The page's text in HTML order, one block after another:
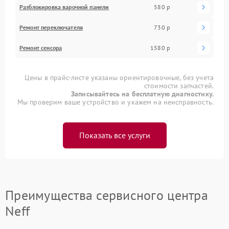
Разблокировка варочной панели 580 р
Ремонт переключателя 730 р
Ремонт сенсора 1580 р
Цены в прайс-листе указаны ориентировочные, без учета
стоимости запчастей.
Записывайтесь на бесплатную диагностику.
Мы проверим ваше устройство и укажем на неисправность.
Показать все услуги
Преимущества сервисного центра
Neff